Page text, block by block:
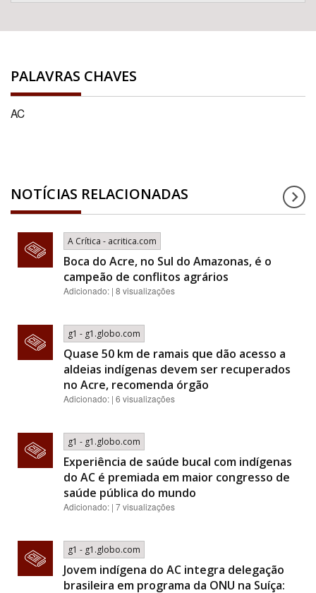
PALAVRAS CHAVES
AC
NOTÍCIAS RELACIONADAS
A Crítica - acritica.com
Boca do Acre, no Sul do Amazonas, é o
campeão de conflitos agrários
Adicionado: | 8 visualizações
g1 - g1.globo.com
Quase 50 km de ramais que dão acesso a
aldeias indígenas devem ser recuperados
no Acre, recomenda órgão
Adicionado: | 6 visualizações
g1 - g1.globo.com
Experiência de saúde bucal com indígenas
do AC é premiada em maior congresso de
saúde pública do mundo
Adicionado: | 7 visualizações
g1 - g1.globo.com
Jovem indígena do AC integra delegação
brasileira em programa da ONU na Suíça: